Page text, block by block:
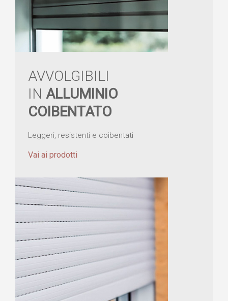
AVVOLGIBILI
IN ALLUMINIO
COIBENTATO
Leggeri, resistenti e coibentati
Vai ai prodotti